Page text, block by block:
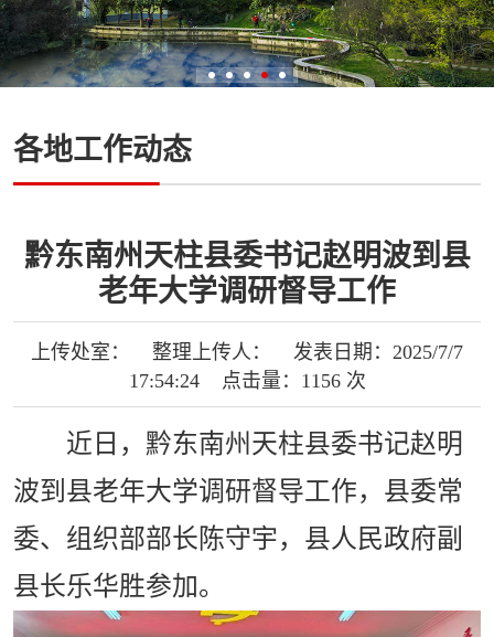
各地工作动态
黔东南州天柱县委书记赵明波到县
老年大学调研督导工作
上传处室： 整理上传人： 发表日期：2025/7/7
17:54:24 点击量：1156 次
近日，黔东南州天柱县委书记赵明
波到县老年大学调研督导工作，县委常
委、组织部部长陈守宇，县人民政府副
县长乐华胜参加。